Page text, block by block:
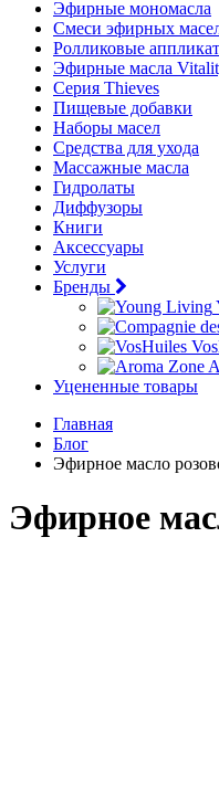
Эфирные мономасла
Смеси эфирных
Ролликовые
Эфирные масла
Серия Thieves
Пищевые добавки
Наборы масел
Средства для ухода
Массажные масла
Гидролаты
Диффузоры
Книги
Аксессуары
Услуги
Бренды
Уцененные товары
Главная
Блог
Эфирное масло
Эфирное